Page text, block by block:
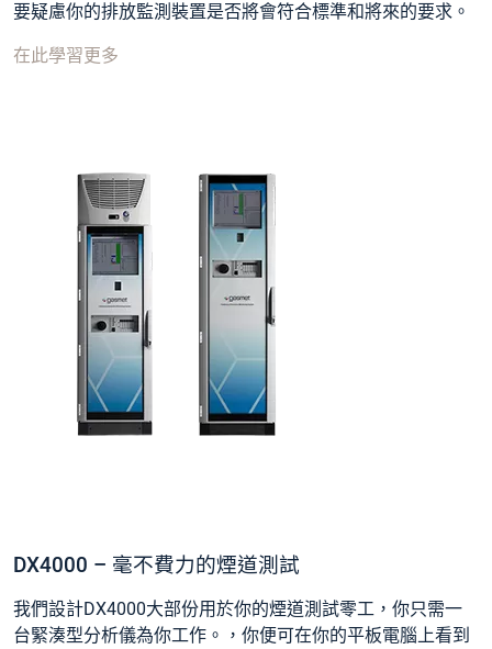
要疑慮你的排放監測裝置是否將會符合標準和將來的要求。
在此學習更多
DX4000 – 毫不費力的煙道測試
我們設計DX4000大部份用於你的煙道測試零工，你只需一
台緊湊型分析儀為你工作。，你便可在你的平板電腦上看到